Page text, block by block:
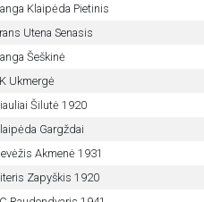
Klaipėda Pietinis
Utena Senasis
Šeškinė
Ukmergė
Šilutė 1920
Gargždai
Akmenė 1931
Zapyškis 1920